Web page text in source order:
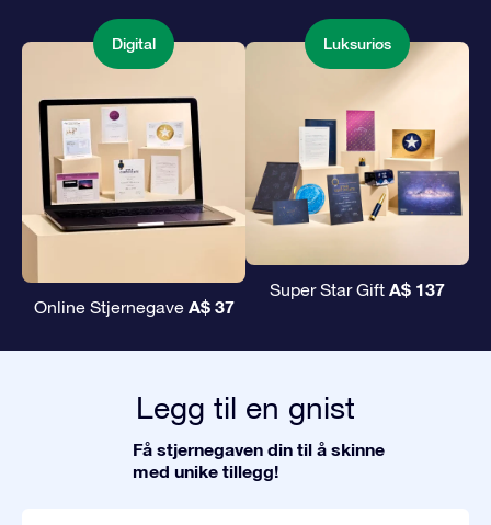
Digital
Online Stjernegave A$ 37
Luksuriøs
Super Star Gift A$ 137
Legg til en gnist
Få stjernegaven din til å skinne
med unike tillegg!